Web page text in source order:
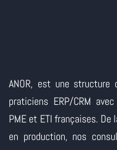
ANOR, est une structure
praticiens ERP/CRM
PME et ETI françaises.
en production, nos